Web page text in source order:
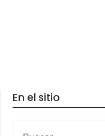
En el sitio